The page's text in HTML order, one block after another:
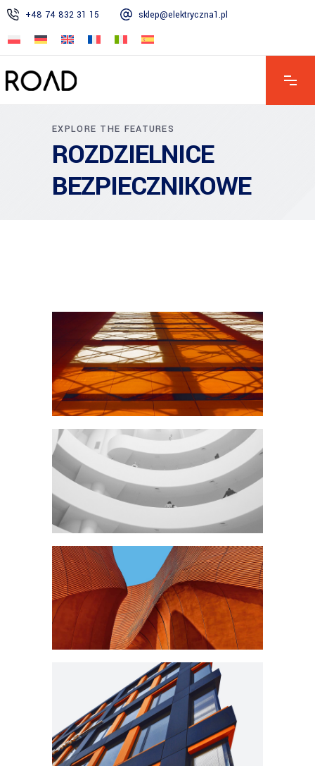
+48 74 832 31 15 sklep@elektryczna1.pl
EXPLORE THE FEATURES
ROZDZIELNICE
BEZPIECZNIKOWE